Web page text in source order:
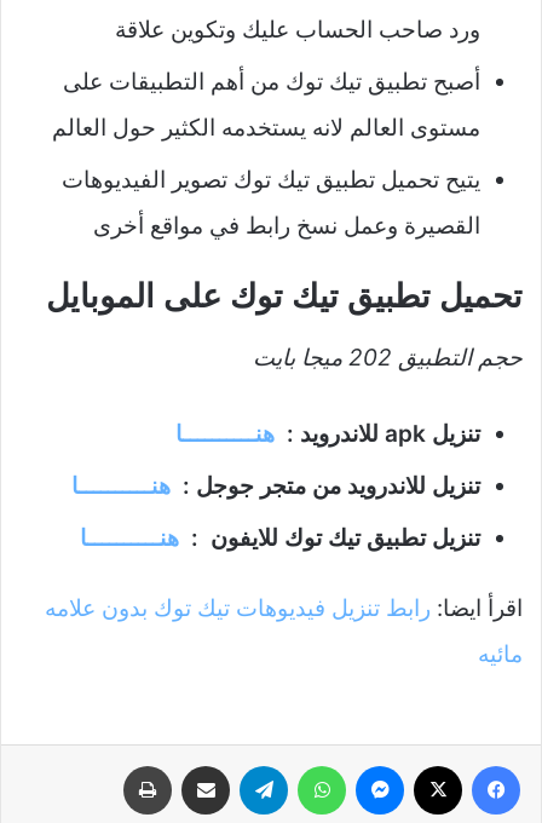
ورد صاحب الحساب عليك وتكوين علاقة
أصبح تطبيق تيك توك من أهم التطبيقات على
مستوى العالم لانه يستخدمه الكثير حول العالم
يتيح تحميل تطبيق تيك توك تصوير الفيديوهات
القصيرة وعمل نسخ رابط في مواقع أخرى
تحميل تطبيق تيك توك على الموبايل
حجم التطبيق 202 ميجا بايت
تنزيل apk للاندرويد :
هنــــــــــا
تنزيل للاندرويد من متجر جوجل : هنــــــــــا
تنزيل تطبيق تيك توك للايفون : هنــــــــــا
اقرأ ايضا: رابط تنزيل فيديوهات تيك توك بدون علامه
مائيه
فيسبوك ماسنجر واتساب تيلقرام مشاركة عبر البريد